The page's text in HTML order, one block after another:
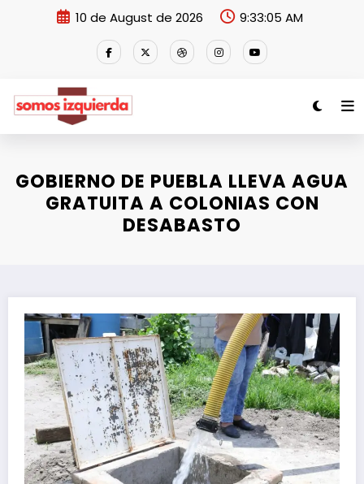
10 de August de 2026 9:33:05 AM
GOBIERNO DE PUEBLA LLEVA AGUA
GRATUITA A COLONIAS CON
DESABASTO